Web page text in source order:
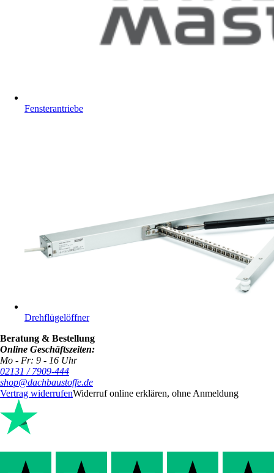
Fensterantriebe
Drehflügelöffner
Beratung & Bestellung
Online Geschäftszeiten:
Mo - Fr: 9 - 16 Uhr
02131 / 7909-444
shop@dachbaustoffe.de
Vertrag widerrufenWiderruf online erklären, ohne Anmeldung